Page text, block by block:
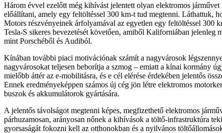
Három évvel ezelőtt még kihívást jelentett olyan elektromos járművet
előállítani, amely egy feltöltéssel 300 km-t tud megtenni. Láthattuk,
Motors részvényeinek árfolyamával az egyetlen egy feltöltéssel 300
Tesla-S sikeres bevezetését követően, amiből Kaliforniában jelenleg
mint Porschéből és Audiból.
Kínában további piaci motivációnak számít a nagyvárosok
nagyvárosokat teljesen beborítja a szmog – emiatt a kínai kormány
mielőbb áttér az e-mobilitásra, és e cél elérése érdekében jelentős
Ennek eredményeképpen számos új cég jön létre elektromos
buszok és akkumulátorok gyártására.
A jelentős távolságot megtenni képes, megfizethető elektromos
párhuzamosan, arányosan nőnek a kihívások a töltő-infrastruktúra
gyorsaságát fokozni kell az otthonokban és a nyilvános